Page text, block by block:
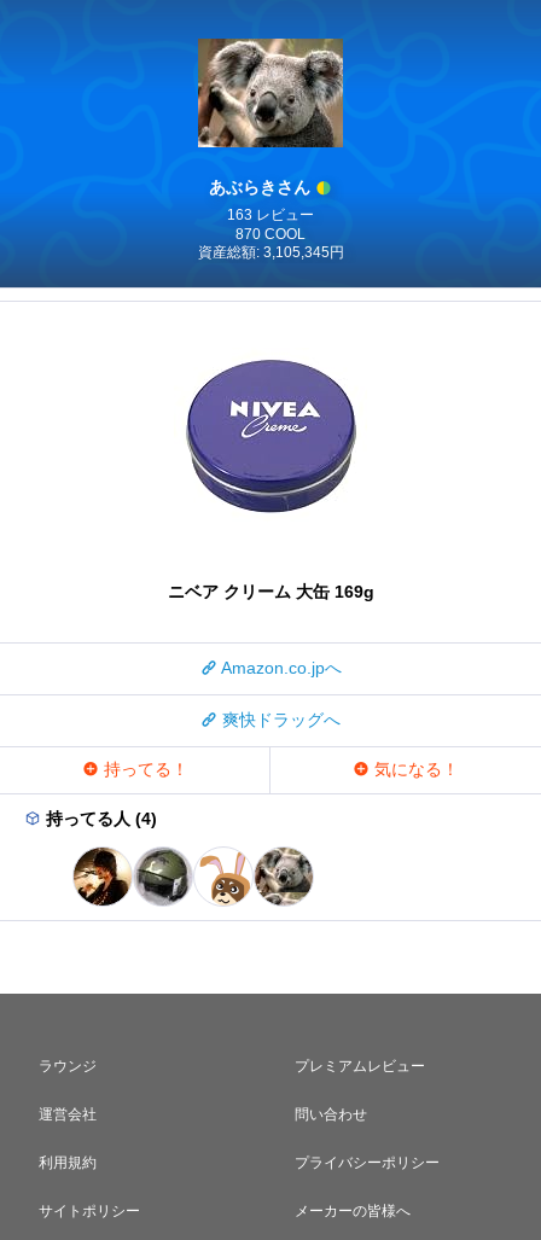
あぶらきさん
163 レビュー
870 COOL
資産総額: 3,105,345円
ニベア クリーム 大缶 169g
Amazon.co.jpへ
爽快ドラッグへ
持ってる！ 気になる！
持ってる人 (4)
ラウンジ プレミアムレビュー
運営会社 問い合わせ
利用規約 プライバシーポリシー
サイトポリシー メーカーの皆様へ